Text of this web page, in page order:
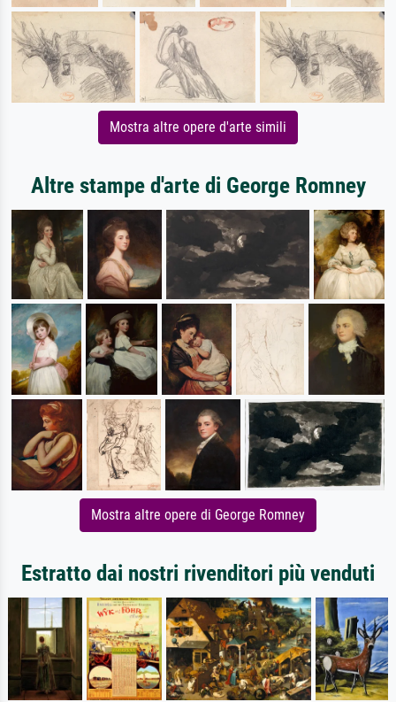
Mostra altre opere d'arte simili
Altre stampe d'arte di George Romney
Mostra altre opere di George Romney
Estratto dai nostri rivenditori più venduti